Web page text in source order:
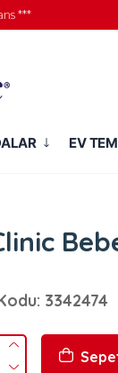
***
EV
3342474